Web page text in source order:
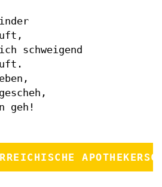
schweigend